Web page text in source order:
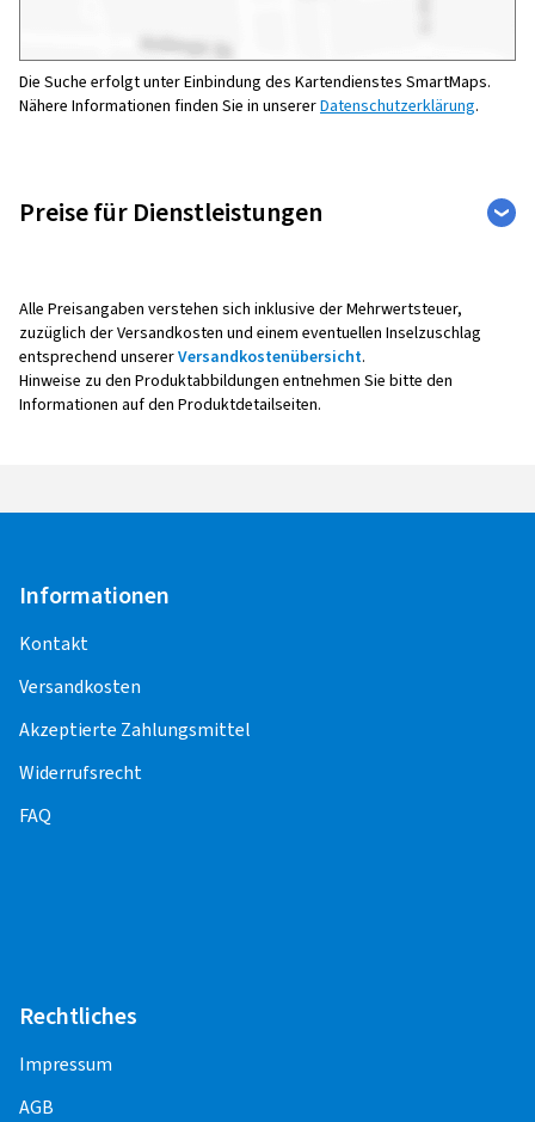
Die Suche erfolgt unter Einbindung des Kartendienstes SmartMaps.
Nähere Informationen finden Sie in unsererDatenschutzerklärung.
Preise für Dienstleistungen
Reifenmontage
Kontrollsensoren (Sensoreinbau, -
Programmierung, -Anlernen,
Funktionskontrolle) entstehen weitere Kosten.
Für die Pflege und Korrektheit der Inhalte,
einschließlich der Preise für die
Montageleistungen, sind die Montagepartner
verantwortlich.
Alufelge 18" - 23"
Stahlfelge 13" - 14"
Alle Preisangaben verstehen sich inklusive der Mehrwertsteuer,
zuzüglich der Versandkosten und einem eventuellen Inselzuschlag
entsprechend unsererVersandkostenübersicht.
Hinweise zu den Produktabbildungen entnehmen Sie bitte den
Informationen auf den Produktdetailseiten.
Informationen
Kontakt
Versandkosten
Akzeptierte Zahlungsmittel
Widerrufsrecht
FAQ
Rechtliches
Impressum
AGB